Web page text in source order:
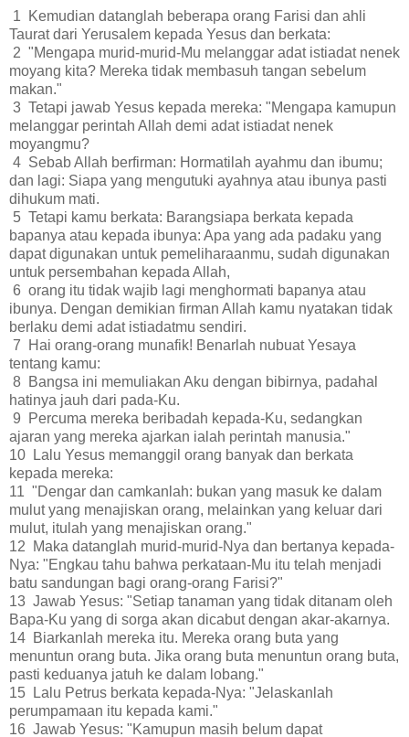
1 Kemudian datanglah beberapa orang Farisi dan ahli
Taurat dari Yerusalem kepada Yesus dan berkata:
2 "Mengapa murid-murid-Mu melanggar adat istiadat nenek
moyang kita? Mereka tidak membasuh tangan sebelum
makan."
3 Tetapi jawab Yesus kepada mereka: "Mengapa kamupun
melanggar perintah Allah demi adat istiadat nenek
moyangmu?
4 Sebab Allah berfirman: Hormatilah ayahmu dan ibumu;
dan lagi: Siapa yang mengutuki ayahnya atau ibunya pasti
dihukum mati.
5 Tetapi kamu berkata: Barangsiapa berkata kepada
bapanya atau kepada ibunya: Apa yang ada padaku yang
dapat digunakan untuk pemeliharaanmu, sudah digunakan
untuk persembahan kepada Allah,
6 orang itu tidak wajib lagi menghormati bapanya atau
ibunya. Dengan demikian firman Allah kamu nyatakan tidak
berlaku demi adat istiadatmu sendiri.
7 Hai orang-orang munafik! Benarlah nubuat Yesaya
tentang kamu:
8 Bangsa ini memuliakan Aku dengan bibirnya, padahal
hatinya jauh dari pada-Ku.
9 Percuma mereka beribadah kepada-Ku, sedangkan
ajaran yang mereka ajarkan ialah perintah manusia."
10 Lalu Yesus memanggil orang banyak dan berkata
kepada mereka:
11 "Dengar dan camkanlah: bukan yang masuk ke dalam
mulut yang menajiskan orang, melainkan yang keluar dari
mulut, itulah yang menajiskan orang."
12 Maka datanglah murid-murid-Nya dan bertanya kepada-
Nya: "Engkau tahu bahwa perkataan-Mu itu telah menjadi
batu sandungan bagi orang-orang Farisi?"
13 Jawab Yesus: "Setiap tanaman yang tidak ditanam oleh
Bapa-Ku yang di sorga akan dicabut dengan akar-akarnya.
14 Biarkanlah mereka itu. Mereka orang buta yang
menuntun orang buta. Jika orang buta menuntun orang buta,
pasti keduanya jatuh ke dalam lobang."
15 Lalu Petrus berkata kepada-Nya: "Jelaskanlah
perumpamaan itu kepada kami."
16 Jawab Yesus: "Kamupun masih belum dapat